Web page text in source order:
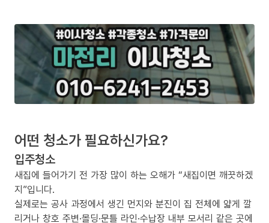
어떤 청소가 필요하신가요?
입주청소
새집에 들어가기 전 가장 많이 하는 오해가 “새집이면 깨끗하겠
지”입니다.
실제로는 공사 과정에서 생긴 먼지와 분진이 집 전체에 얇게 깔
리거나 창호 주변·몰딩·문틀 라인·수납장 내부 모서리 같은 곳에